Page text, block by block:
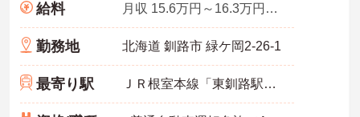
給料 月収 15.6万円～16.3万円程度
勤務地 北海道 釧路市 緑ケ岡2-26-1
最寄り駅 ＪＲ根室本線「東釧路駅」徒歩14分